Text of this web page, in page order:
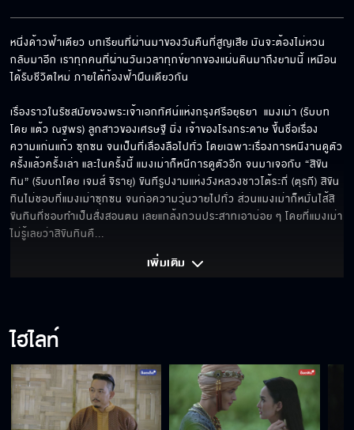
หนึ่งด้าวฟ้าเดียว EP.27[7/8]
หนึ่งด้าวฟ้าเดียว EP.27[8/8]
หนึ่งด้าวฟ้าเดียว บทเรียนที่ผ่านมาของวันคืนที่สูญเสีย มันจะต้องไม่หวน
กลับมาอีก เราทุกคนที่ผ่านวันเวลาทุกข์ยากของแผ่นดินมาถึงยามนี้ เหมือน
ได้รับชีวิตใหม่ ภายใต้ท้องฟ้าผืนเดียวกัน
เรื่องราวในรัชสมัยของพระเจ้าเอกทัศน์แห่งกรุงศรีอยุธยา  แมงเม่า (รับบท
โดย แต้ว ณฐพร) ลูกสาวของเศรษฐี มิ่ง เจ้าของโรงกระดาษ ขึ้นชื่อเรื่อง
ความแก่นแก้ว ซุกซน จนเป็นที่เลื่องลือไปทั่ว โดยเฉพาะเรื่องการหนีงานดูตัว
ครั้งแล้วครั้งเล่า และในครั้งนี้ แมงเม่าก็หนีการดูตัวอีก จนมาเจอกับ “สิขัน
ทิน” (รับบทโดย เจมส์ จิรายุ) ขันทีรูปงามแห่งวังหลวงชาวโต้ระกี่ (ตุรกี) สิขัน
ทินไม่ชอบที่แมงเม่าซุกซน จนก่อความวุ่นวายไปทั่ว ส่วนแมงเม่าก็หมั่นไส้สิ
ขันทินที่ชอบทำเป็นสั่งสอนตน เลยแกล้งกวนประสาทเอาบ่อย ๆ โดยที่แมงเม่า
ไม่รู้เลยว่าสิขันทินคื...
เพิ่มเติม
ไฮไลท์